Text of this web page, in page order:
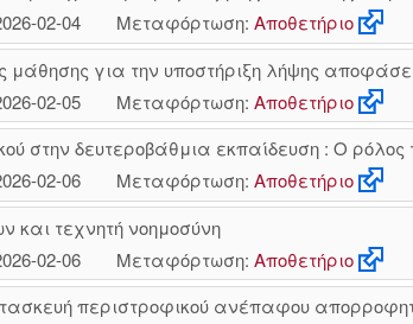
02-04
Μεταφόρτωση: Αποθετήριο
μάθησης για την υποστήριξη λήψης
02-05
Μεταφόρτωση: Αποθετήριο
στην δευτεροβάθμια εκπαίδευση : Ο
02-06
Μεταφόρτωση: Αποθετήριο
και τεχνητή νοημοσύνη
02-06
Μεταφόρτωση: Αποθετήριο
περιστροφικού ανέπαφου